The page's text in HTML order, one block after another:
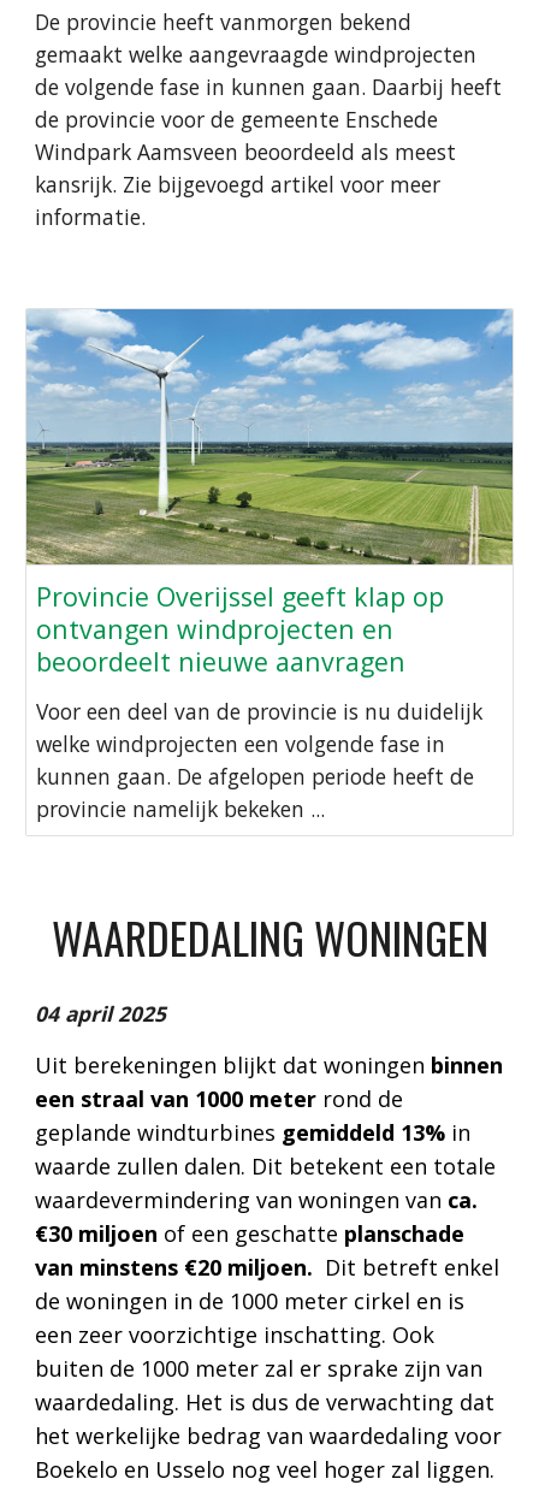
De provincie heeft vanmorgen bekend
gemaakt welke aangevraagde windprojecten
de volgende fase in kunnen gaan. Daarbij heeft
de provincie voor de gemeente Enschede
Windpark Aamsveen beoordeeld als meest
kansrijk. Zie bijgevoegd artikel voor meer
informatie.
Provincie Overijssel geeft klap op
ontvangen windprojecten en
beoordeelt nieuwe aanvragen
Voor een deel van de provincie is nu duidelijk
welke windprojecten een volgende fase in
kunnen gaan. De afgelopen periode heeft de
provincie namelijk bekeken ...
WAARDEDALING WONINGEN
04 april 2025
Uit berekeningen blijkt dat woningen binnen
een straal van 1000 meter rond de
geplande windturbines gemiddeld 13% in
waarde zullen dalen. Dit betekent een totale
waardevermindering van woningen van ca.
€30 miljoen of een geschatte planschade
van minstens €20 miljoen​. Dit betreft enkel
de woningen in de 1000 meter cirkel en is
een zeer voorzichtige inschatting. Ook
buiten de 1000 meter zal er sprake zijn van
waardedaling. Het is dus de verwachting dat
het werkelijke bedrag van waardedaling voor
Boekelo en Usselo nog veel hoger zal liggen.